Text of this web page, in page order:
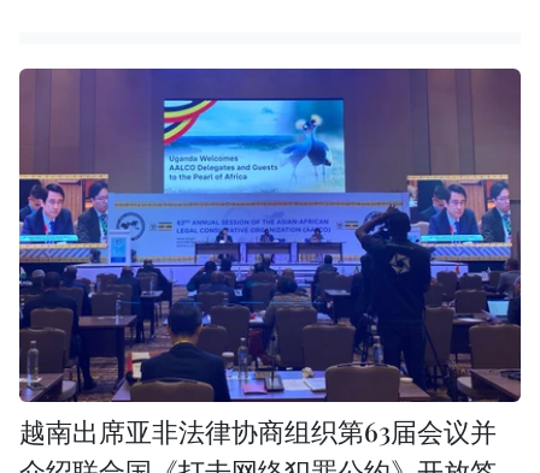
越南出席亚非法律协商组织第63届会议并